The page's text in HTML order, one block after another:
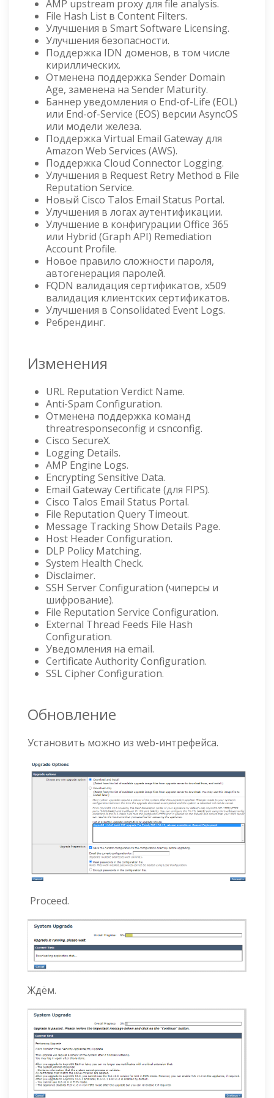
AMP upstream proxy для file analysis.
File Hash List в Content Filters.
Улучшения в Smart Software Licensing.
Улучшения безопасности.
Поддержка IDN доменов, в том числе
кириллических.
Отменена поддержка Sender Domain
Age, заменена на Sender Maturity.
Баннер уведомления о End-of-Life (EOL)
или End-of-Service (EOS) версии AsyncOS
или модели железа.
Поддержка Virtual Email Gateway для
Amazon Web Services (AWS).
Поддержка Cloud Connector Logging.
Улучшения в Request Retry Method в File
Reputation Service.
Новый Cisco Talos Email Status Portal.
Улучшения в логах аутентификации.
Улучшение в конфигурации Office 365
или Hybrid (Graph API) Remediation
Account Profile.
Новое правило сложности пароля,
автогенерация паролей.
FQDN валидация сертификатов, x509
валидация клиентских сертификатов.
Улучшения в Consolidated Event Logs.
Ребрендинг.
Изменения
URL Reputation Verdict Name.
Anti-Spam Configuration.
Отменена поддержка команд
threatresponseconfig и csnconfig.
Cisco SecureX.
Logging Details.
AMP Engine Logs.
Encrypting Sensitive Data.
Email Gateway Certificate (для FIPS).
Cisco Talos Email Status Portal.
File Reputation Query Timeout.
Message Tracking Show Details Page.
Host Header Configuration.
DLP Policy Matching.
System Health Check.
Disclaimer.
SSH Server Configuration (чиперсы и
шифрование).
File Reputation Service Configuration.
External Thread Feeds File Hash
Configuration.
Уведомления на email.
Certificate Authority Configuration.
SSL Cipher Configuration.
Обновление
Установить можно из web-интрефейса.
Proceed.
Ждём.